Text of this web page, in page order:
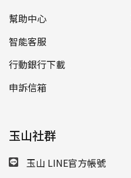
幫助中心
智能客服
行動銀行下載
申訴信箱
玉山社群
玉山 LINE官方帳號